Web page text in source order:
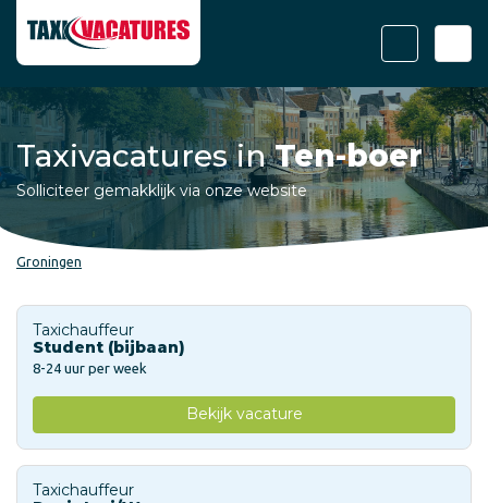
Taxivacatures inTen-boer
Solliciteer gemakklijk via onze website
Groningen
Taxichauffeur
Student (bijbaan)
8-24 uur per week
Bekijk vacature
Taxichauffeur